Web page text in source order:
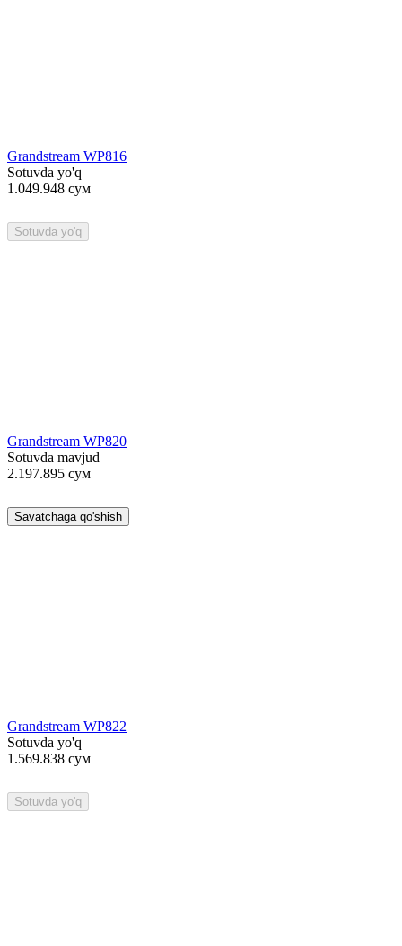
Grandstream WP816
Sotuvda yo'q
1.049.948 сум
Sotuvda yo'q
Grandstream WP820
Sotuvda mavjud
2.197.895 сум
Savatchaga qo'shish
Grandstream WP822
Sotuvda yo'q
1.569.838 сум
Sotuvda yo'q